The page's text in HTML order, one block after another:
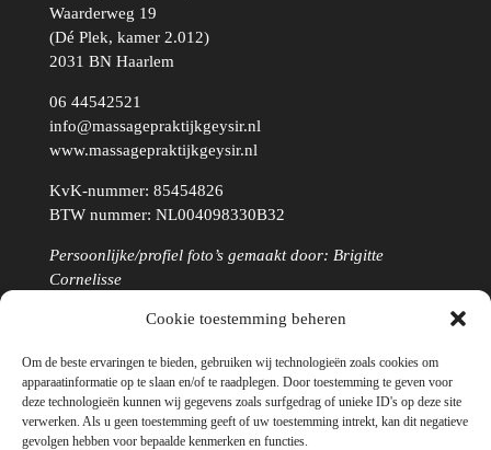
Cookie toestemming beheren
Om de beste ervaringen te bieden, gebruiken wij technologieën zoals cookies om
apparaatinformatie op te slaan en/of te raadplegen. Door toestemming te geven voor
deze technologieën kunnen wij gegevens zoals surfgedrag of unieke ID's op deze site
verwerken. Als u geen toestemming geeft of uw toestemming intrekt, kan dit negatieve
gevolgen hebben voor bepaalde kenmerken en functies.
Waarderweg 19
(Dé Plek, kamer 2.012)
2031 BN Haarlem
06 44542521
info@massagepraktijkgeysir.nl
www.massagepraktijkgeysir.nl
KvK-nummer: 85454826
BTW nummer: NL004098330B32
Persoonlijke/profiel foto’s gemaakt door: Brigitte
Cornelisse